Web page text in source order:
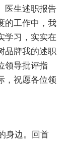
医生述职报告
的工作中，我
学习，实实在
品牌我的述职
领导批评指
，祝愿各位领
身边。回首